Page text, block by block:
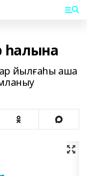
һалына
йылғаһы аша